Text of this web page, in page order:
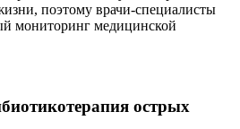
поэтому врачи-специалисты
мониторинг медицинской
острых